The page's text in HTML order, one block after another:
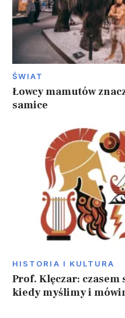
ŚWIAT
Łowcy mamutów
samice
HISTORIA I KULTURA
Prof. Klęczar: czasem
kiedy myślimy i